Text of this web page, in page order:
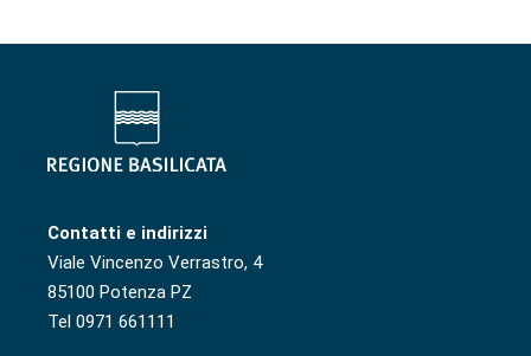
Contatti e indirizzi
Viale Vincenzo Verrastro, 4
85100 Potenza PZ
Tel 0971 661111